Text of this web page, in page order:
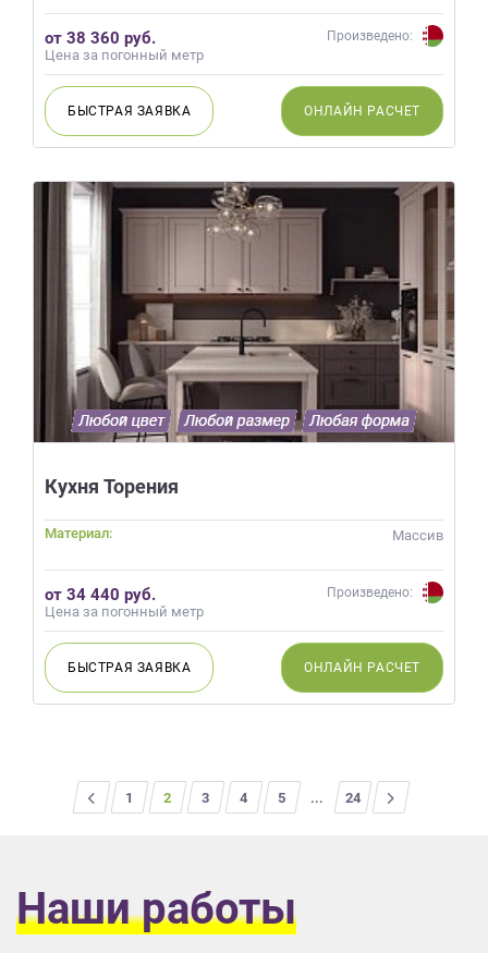
от 38 360 руб.
Цена за погонный метр
Произведено:
БЫСТРАЯ ЗАЯВКА ОНЛАЙН РАСЧЕТ
Кухня Торения
Материал: Массив
от 34 440 руб.
Цена за погонный метр
Произведено:
БЫСТРАЯ ЗАЯВКА ОНЛАЙН РАСЧЕТ
1 2 3 4 5 ... 24
>
Наши работы